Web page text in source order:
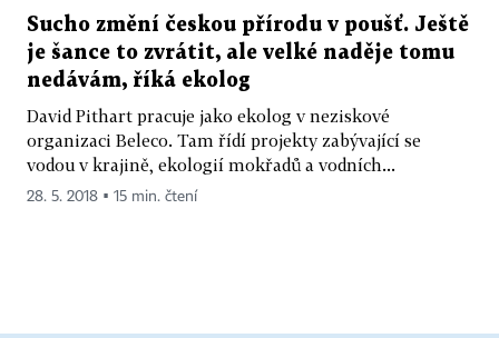
Sucho změní českou přírodu v poušť. Ještě
je šance to zvrátit, ale velké naděje tomu
nedávám, říká ekolog
David Pithart pracuje jako ekolog v neziskové
organizaci Beleco. Tam řídí projekty zabývající se
vodou v krajině, ekologií mokřadů a vodních...
28. 5. 2018 ▪ 15 min. čtení